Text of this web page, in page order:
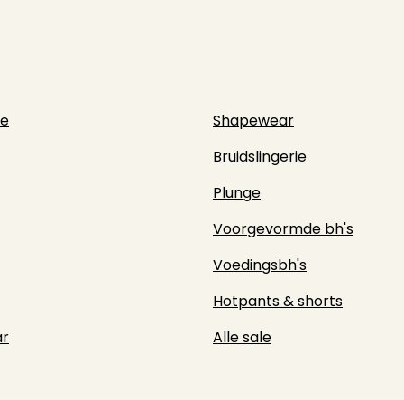
Shapewear
Bruidslingerie
Plunge
Voorgevormde bh's
Voedingsbh's
Hotpants & shorts
Alle sale